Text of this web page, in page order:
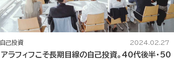
自己投資 2024.02.27
アラフィフこそ長期目線の自己投資。40代後半・50